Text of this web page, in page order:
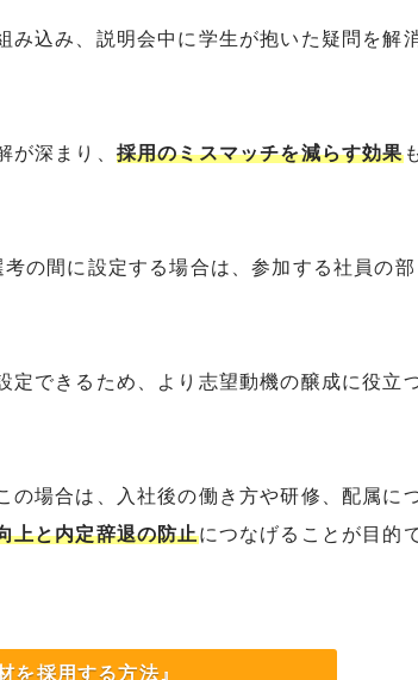
込み、説明会中に学生が抱いた疑問を解
が深まり、 採用のミスマッチを減らす効果
の間に設定する場合は、参加する社員の部
定できるため、より志望動機の醸成に役立
の場合は、入社後の働き方や研修、配属に
上と内定辞退の防止につなげることが目的
を採用する方法』